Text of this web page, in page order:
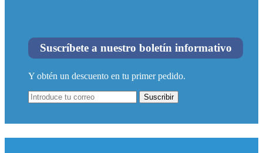
Suscríbete a nuestro boletín informativo
Y obtén un descuento en tu primer pedido.
Suscribir